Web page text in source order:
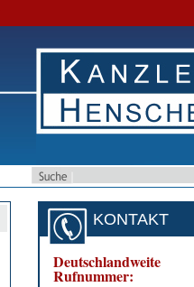
KONTAKT
Deutschlandweite
Rufnummer: